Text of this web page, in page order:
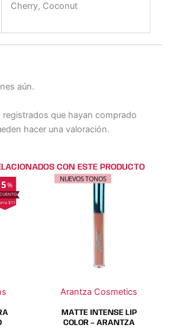
Cherry, Coconut
aún.
registrados que hayan comprado
hacer una valoración.
CON ESTE PRODUCTO
%
$11
NUEVOS TONOS
Arantza Cosmetics
Este
producto
tiene
variantes.
Las
opciones
pueden
elegir
en
MATTE INTENSE LIP
COLOR – ARANTZA
pueden
elegir
en